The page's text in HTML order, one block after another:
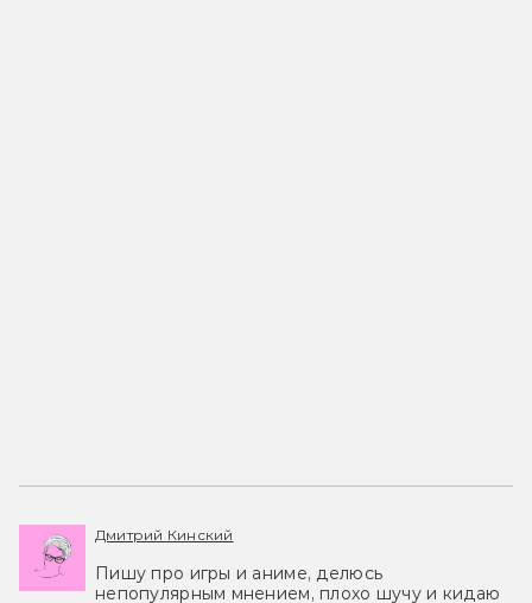
Дмитрий Кинский
Пишу про игры и аниме, делюсь
непопулярным мнением, плохо шучу и кидаю